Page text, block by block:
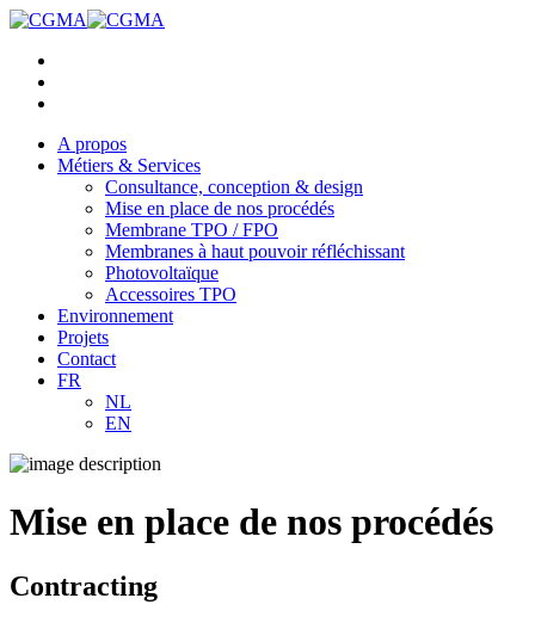
A propos
Métiers & Services
Consultance, conception & design
Mise en place de nos procédés
Membrane TPO / FPO
Membranes à haut pouvoir réfléchissant
Photovoltaïque
Accessoires TPO
Environnement
Projets
Contact
FR
NL
EN
Mise en place de nos procédés
Contracting